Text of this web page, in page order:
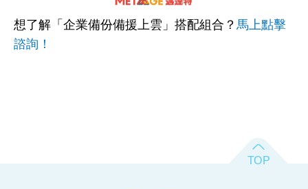
想了解「企業備份備援上雲」搭配組合？ 馬上點擊
諮詢！